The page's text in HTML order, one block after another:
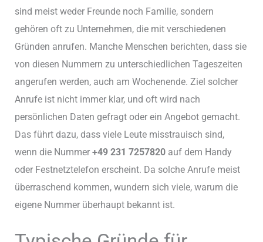
sind meist weder Freunde noch Familie, sondern
gehören oft zu Unternehmen, die mit verschiedenen
Gründen anrufen. Manche Menschen berichten, dass sie
von diesen Nummern zu unterschiedlichen Tageszeiten
angerufen werden, auch am Wochenende. Ziel solcher
Anrufe ist nicht immer klar, und oft wird nach
persönlichen Daten gefragt oder ein Angebot gemacht.
Das führt dazu, dass viele Leute misstrauisch sind,
wenn die Nummer+49 231 7257820 auf dem Handy
oder Festnetztelefon erscheint. Da solche Anrufe meist
überraschend kommen, wundern sich viele, warum die
eigene Nummer überhaupt bekannt ist.